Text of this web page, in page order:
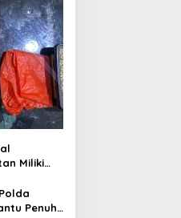
Miliki
Penuhi